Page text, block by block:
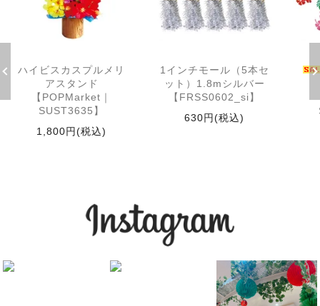
ハイビスカスプルメリ
アスタンド
【POPMarket｜
SUST3635】
1,800円(税込)
1インチモール（5本セ
ット）1.8mシルバー
【FRSS0602_si】
630円(税込)